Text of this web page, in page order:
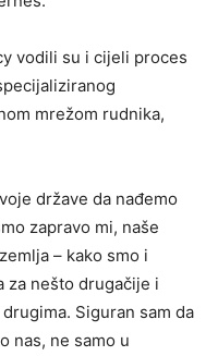
vodili su i cijeli proces
mrežom rudnika,
države da nađemo
zapravo mi, naše
– kako smo i
za nešto drugačije i
Siguran sam da
nas, ne samo u